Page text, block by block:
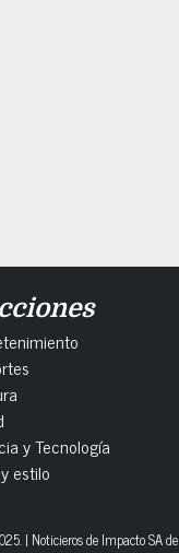
y Tecnología
estilo
| Noticieros de Impacto SA de